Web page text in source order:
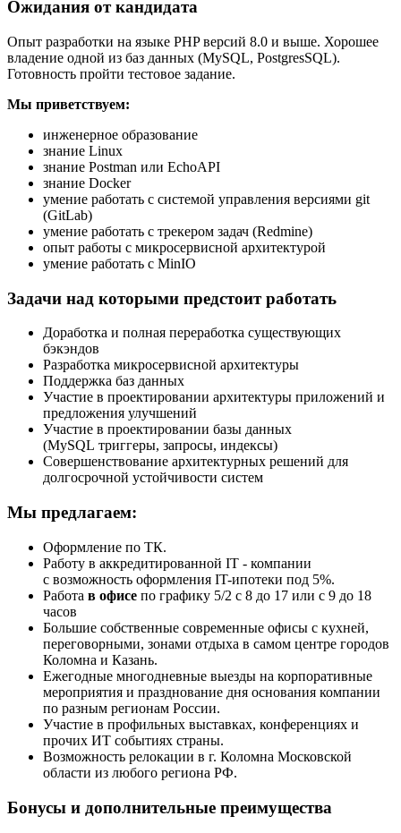
Ожидания от кандидата
Опыт разработки на языке PHP версий 8.0 и выше. Хорошее
владение одной из баз данных (MySQL, PostgresSQL).
Готовность пройти тестовое задание.
Мы приветствуем:
инженерное образование
знание Linux
знание Postman или EchoAPI
знание Docker
умение работать с системой управления версиями git
(GitLab)
умение работать с трекером задач (Redmine)
опыт работы с микросервисной архитектурой
умение работать с MinIO
Задачи над которыми предстоит работать
Доработка и полная переработка существующих
бэкэндов
Разработка микросервисной архитектуры
Поддержка баз данных
Участие в проектировании архитектуры приложений и
предложения улучшений
Участие в проектировании базы данных
(MySQL триггеры, запросы, индексы)
Совершенствование архитектурных решений для
долгосрочной устойчивости систем
Мы предлагаем:
Оформление по ТК.
Работу в аккредитированной IT - компании
с возможность оформления IT-ипотеки под 5%.
Работа в офисе по графику 5/2 с 8 до 17 или с 9 до 18
часов
Большие собственные современные офисы с кухней,
переговорными, зонами отдыха в самом центре городов
Коломна и Казань.
Ежегодные многодневные выезды на корпоративные
мероприятия и празднование дня основания компании
по разным регионам России.
Участие в профильных выставках, конференциях и
прочих ИТ событиях страны.
Возможность релокации в г. Коломна Московской
области из любого региона РФ.
Бонусы и дополнительные преимущества